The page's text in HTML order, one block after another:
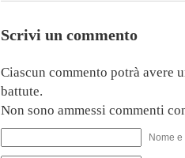
Scrivi un commento
Ciascun commento potrà avere
battute.
Non sono ammessi commenti
Nome